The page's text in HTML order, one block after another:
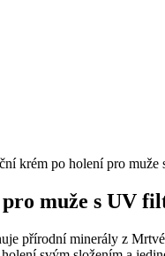
krém po holení pro
muže s UV
přírodní minerály z